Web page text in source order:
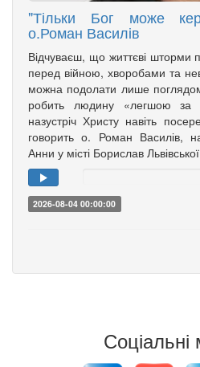
"Тільки Бог може
о.Роман Василів
Відчуваєш, що життєві шторми
перед війною, хворобами та
можна подолати лише
робить людину «легшою
назустріч Христу навіть
говорить о. Роман Василів,
Анни у місті Борислав
2026-08-04 00:00:00
Соціальні